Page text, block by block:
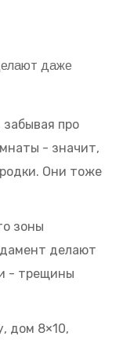
даже
про
- значит,
Они тоже
зоны
делают
- трещины
дом 8×10,